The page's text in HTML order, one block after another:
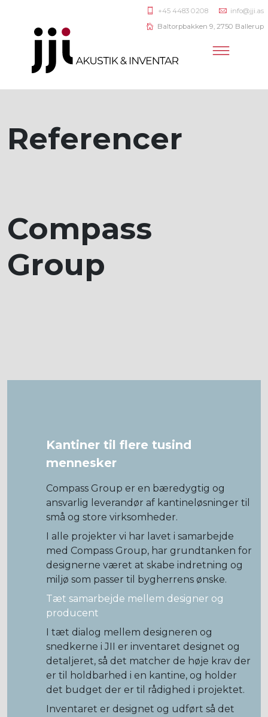
+45 4483 0208
info@jji.as
Baltorpbakken 9, 2750 Ballerup
Referencer
Compass
Group
Kantiner til flere tusind
mennesker
Compass Group er en bæredygtig og
ansvarlig leverandør af kantineløsninger til
små og store virksomheder.
I alle projekter vi har lavet i samarbejde
med Compass Group, har grundtanken for
designerne været at skabe indretning og
miljø som passer til bygherrens ønske.
Tæt samarbejde mellem designer og
producent
I tæt dialog mellem designeren og
snedkerne i JII er inventaret designet og
detaljeret, så det matcher de høje krav der
er til holdbarhed i en kantine, og holder
det budget der er til rådighed i projektet.
Inventaret er designet og udført så det